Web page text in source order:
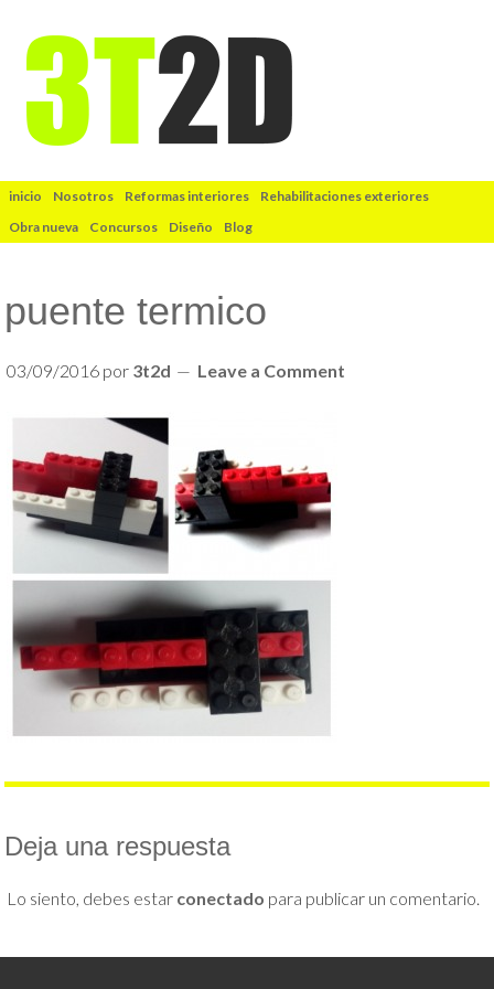
inicio Nosotros Reformas interiores
Rehabilitaciones exteriores
Obra nueva
Concursos Diseño Blog
puente termico
03/09/2016 por 3t2d Leave a Comment
Deja una respuesta
Lo siento, debes estar conectado para publicar un comentario.